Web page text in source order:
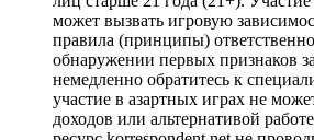
может вызвать игровую
правила (принципы)
обнаружении первых признаков
немедленно обратитесь к
участие в азартных играх не
доходов или альтернативой